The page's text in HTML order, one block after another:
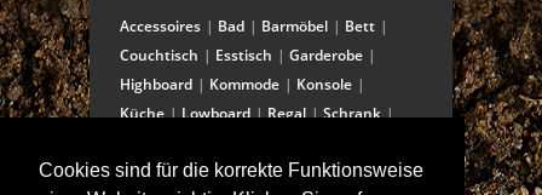
Cookies sind für die korrekte Funktionsweise
Accessoires Bad Barmöbel
Bett
Couchtisch
Esstisch
Garderobe
Highboard
Kommode
Konsole
Küche
Lowboard Regal
Schrank
Stuhl/Bank
Truhe
Vitrine